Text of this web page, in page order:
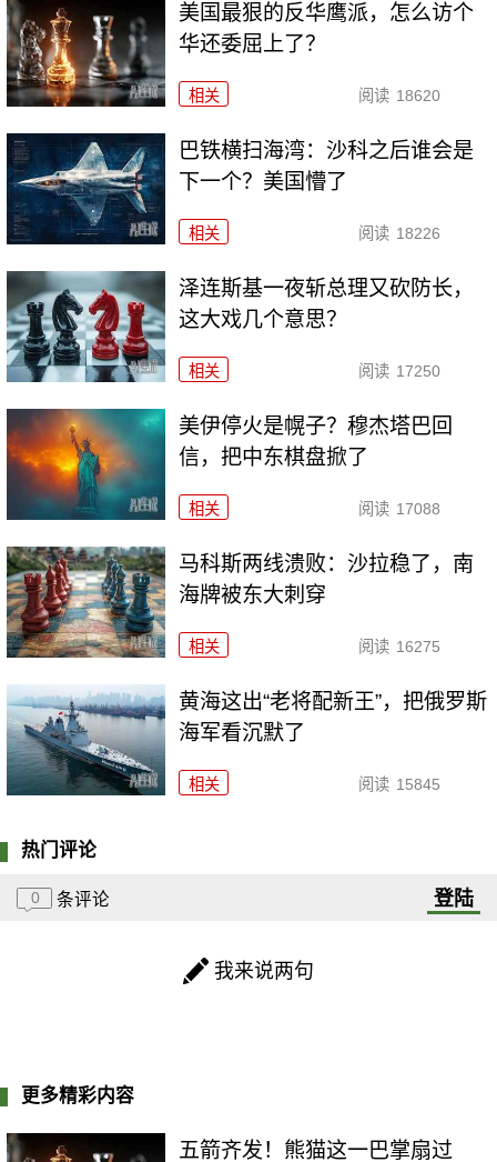
美国最狠的反华鹰派，怎么访个
华还委屈上了？
相关 阅读 18620
巴铁横扫海湾：沙科之后谁会是
下一个？美国懵了
相关 阅读 18226
泽连斯基一夜斩总理又砍防长，
这大戏几个意思？
相关 阅读 17250
美伊停火是幌子？穆杰塔巴回
信，把中东棋盘掀了
相关 阅读 17088
马科斯两线溃败：沙拉稳了，南
海牌被东大刺穿
相关 阅读 16275
黄海这出“老将配新王”，把俄罗斯
海军看沉默了
相关 阅读 15845
热门评论
0 条评论 登陆
我来说两句
更多精彩内容
五箭齐发！熊猫这一巴掌扇过